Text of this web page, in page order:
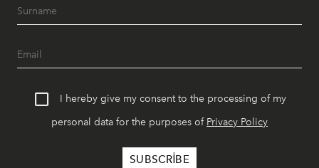
I hereby give my consent to the processing of my
personal data for the purposes of Privacy Policy